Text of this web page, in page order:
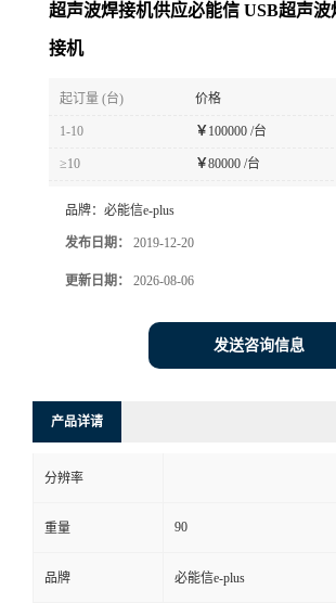
超声波焊接机供应必能信 USB超声
接机
起订量 (台) 价格
1-10 ￥ 100000 /台
≥10 ￥80000 /台
品牌： 必能信e-plus
发布日期： 2019-12-20
更新日期： 2026-08-06
发送咨询信息
产品详请
分辨率
重量 90
品牌 必能信e-plus